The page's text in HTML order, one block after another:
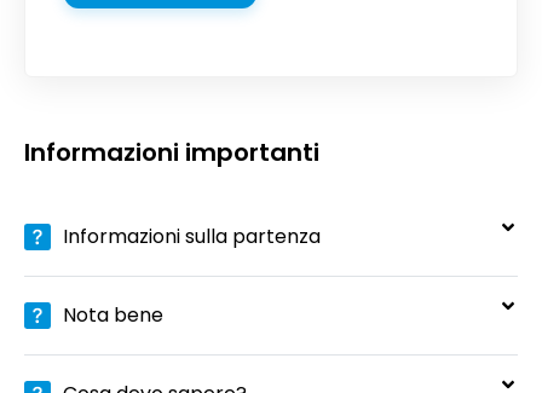
Informazioni importanti
Informazioni sulla partenza
Nota bene